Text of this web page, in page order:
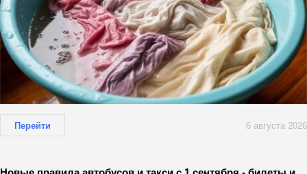
Перейти 6 августа 2026